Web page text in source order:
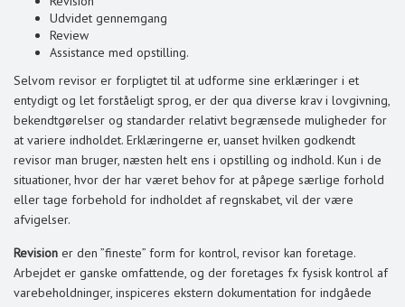
Udvidet gennemgang
Review
Assistance med opstilling.
Selvom revisor er forpligtet til at udforme sine erklæringer i et
entydigt og let forståeligt sprog, er der qua diverse krav i lovgivning,
bekendtgørelser og standarder relativt begrænsede muligheder for
at variere indholdet. Erklæringerne er, uanset hvilken godkendt
revisor man bruger, næsten helt ens i opstilling og indhold. Kun i de
situationer, hvor der har været behov for at påpege særlige forhold
eller tage forbehold for indholdet af regnskabet, vil der være
afvigelser.
Revision er den ”fineste” form for kontrol, revisor kan foretage.
Arbejdet er ganske omfattende, og der foretages fx fysisk kontrol af
varebeholdninger, inspiceres ekstern dokumentation for indgåede